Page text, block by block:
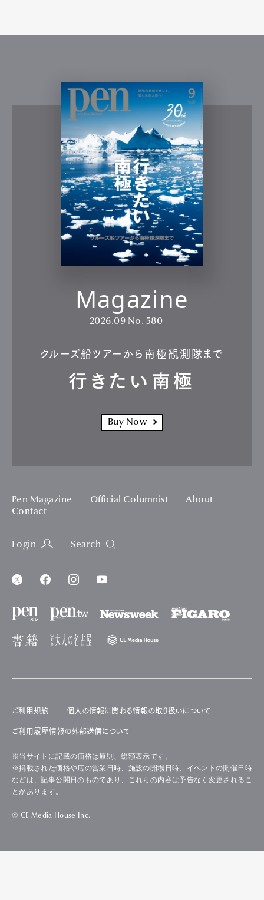
Magazine
2026.09 No. 580
クルーズ船ツアーから南極観測隊まで
行きたい南極
Buy Now
Pen Magazine Official Columnist
About
Contact
Login Search
ご利用規約 個人の情報に関わる情報の取り扱いについて
ご利用履歴情報の外部送信について
※当サイトに記載の価格は原則、総額表示です。
※掲載された価格や店の営業日時、施設の開場日時、イベントの開催日時
などは、記事公開日のものであり、これらの内容は予告なく変更されるこ
とがあります。
© CE Media House Inc.